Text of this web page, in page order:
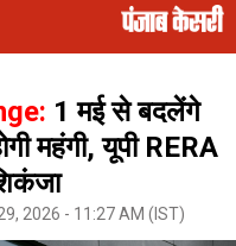
1 मई से बदलेंगे
महंगी, यूपी RERA
2026 - 11:27 AM (IST)